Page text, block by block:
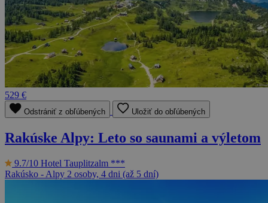
529 €
Odstrániť z obľúbených Uložiť do obľúbených
Rakúske Alpy: Leto so saunami a výletom
9.7/10 Hotel Tauplitzalm ***
Rakúsko - Alpy 2 osoby, 4 dni (až 5 dní)